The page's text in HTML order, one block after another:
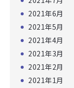
2021年6月
2021年5月
2021年4月
2021年3月
2021年2月
2021年1月